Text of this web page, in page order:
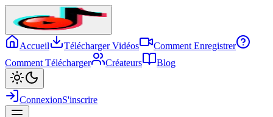
Accueil Télécharger Vidéos
Comment Enregistrer
Comment Télécharger
Créateurs Blog
ConnexionS'inscrire